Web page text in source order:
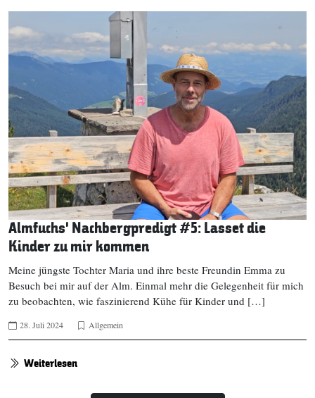
Almfuchs‘ Nachbergpredigt #5: Lasset die
Kinder zu mir kommen
Meine jüngste Tochter Maria und ihre beste Freundin Emma zu
Besuch bei mir auf der Alm. Einmal mehr die Gelegenheit für mich
zu beobachten, wie faszinierend Kühe für Kinder und […]
28. Juli 2024 Allgemein
Weiterlesen